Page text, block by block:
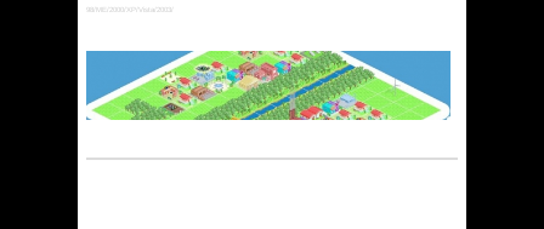
98/ME/2000/XP/Vista/2003/